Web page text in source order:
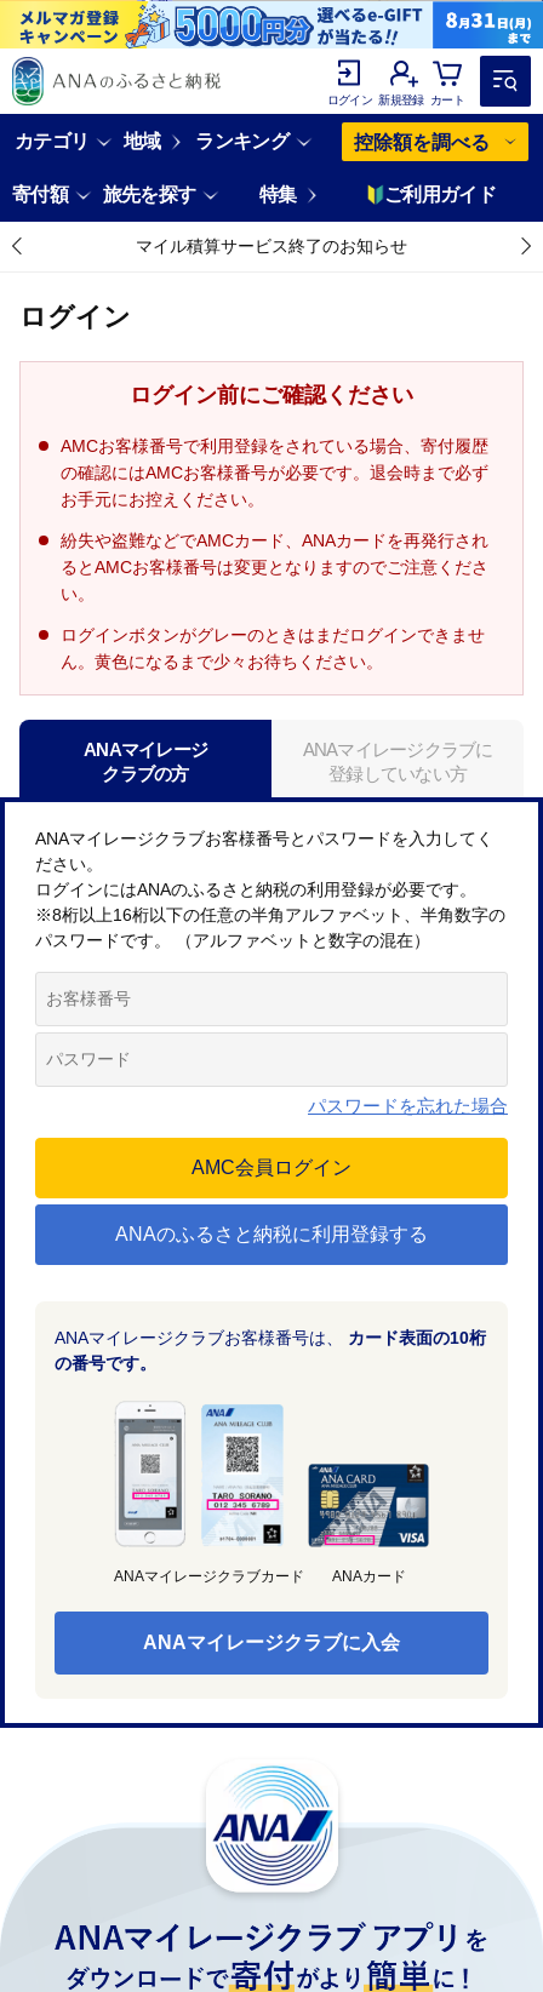
ログイン 新規登録 カート
カテゴリ 地域 ランキング 控除額を調べる
寄付額 旅先を探す 特集 ご利用ガイド
マイル積算サービス終了のお知らせ
ログイン
ログイン前にご確認ください
AMCお客様番号で利用登録をされている場合、寄付履歴
の確認にはAMCお客様番号が必要です。退会時まで必ず
お手元にお控えください。
紛失や盗難などでAMCカード、ANAカードを再発行され
るとAMCお客様番号は変更となりますのでご注意くださ
い。
ログインボタンがグレーのときはまだログインできませ
ん。黄色になるまで少々お待ちください。
ANAマイレージ
クラブの方
ANAマイレージクラブに
登録していない方
ANAマイレージクラブお客様番号とパスワードを入力してく
ださい。
ログインにはANAのふるさと納税の利用登録が必要です。
※8桁以上16桁以下の任意の半角アルファベット、半角数字の
パスワードです。 （アルファベットと数字の混在）
パスワードを忘れた場合
ANAのふるさと納税に利用登録する
ANAマイレージクラブお客様番号は、 カード表面の10桁
の番号です。
ANAマイレージクラブカード ANAカード
ANAマイレージクラブに入会